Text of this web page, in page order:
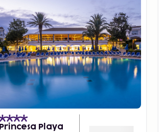
Princesa Playa